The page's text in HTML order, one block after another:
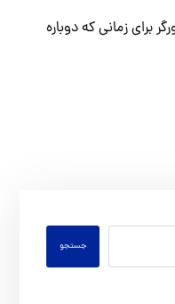
برای زمانی که دوباره
جستجو